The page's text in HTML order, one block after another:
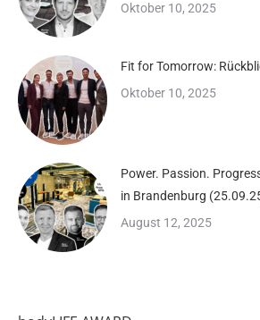
Oktober 10, 2025
Fit for Tomorrow:
Oktober 10, 2025
Power. Passion.
in Brandenburg
August 12, 2025